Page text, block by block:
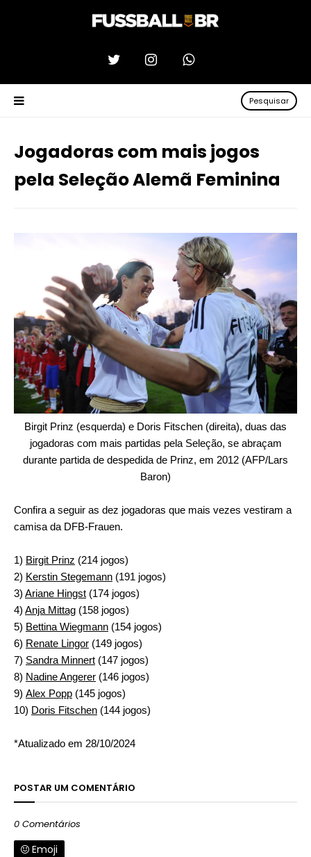
Pesquisar
Jogadoras com mais jogos
pela Seleção Alemã Feminina
Birgit Prinz (esquerda) e Doris Fitschen (direita), duas das
jogadoras com mais partidas pela Seleção, se abraçam
durante partida de despedida de Prinz, em 2012 (AFP/Lars
Baron)
Confira a seguir as dez jogadoras que mais vezes vestiram a
camisa da DFB-Frauen.
1) Birgit Prinz (214 jogos)
2) Kerstin Stegemann (191 jogos)
3) Ariane Hingst (174 jogos)
4) Anja Mittag (158 jogos)
5) Bettina Wiegmann (154 jogos)
6) Renate Lingor (149 jogos)
7) Sandra Minnert (147 jogos)
8) Nadine Angerer (146 jogos)
9) Alex Popp (145 jogos)
10) Doris Fitschen (144 jogos)
*Atualizado em 28/10/2024
POSTAR UM COMENTÁRIO
0 Comentários
Emoji